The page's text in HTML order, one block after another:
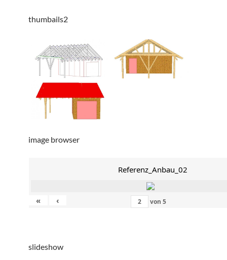
thumbails2
image browser
Referenz_Anbau_02
« ‹ von 5
slideshow